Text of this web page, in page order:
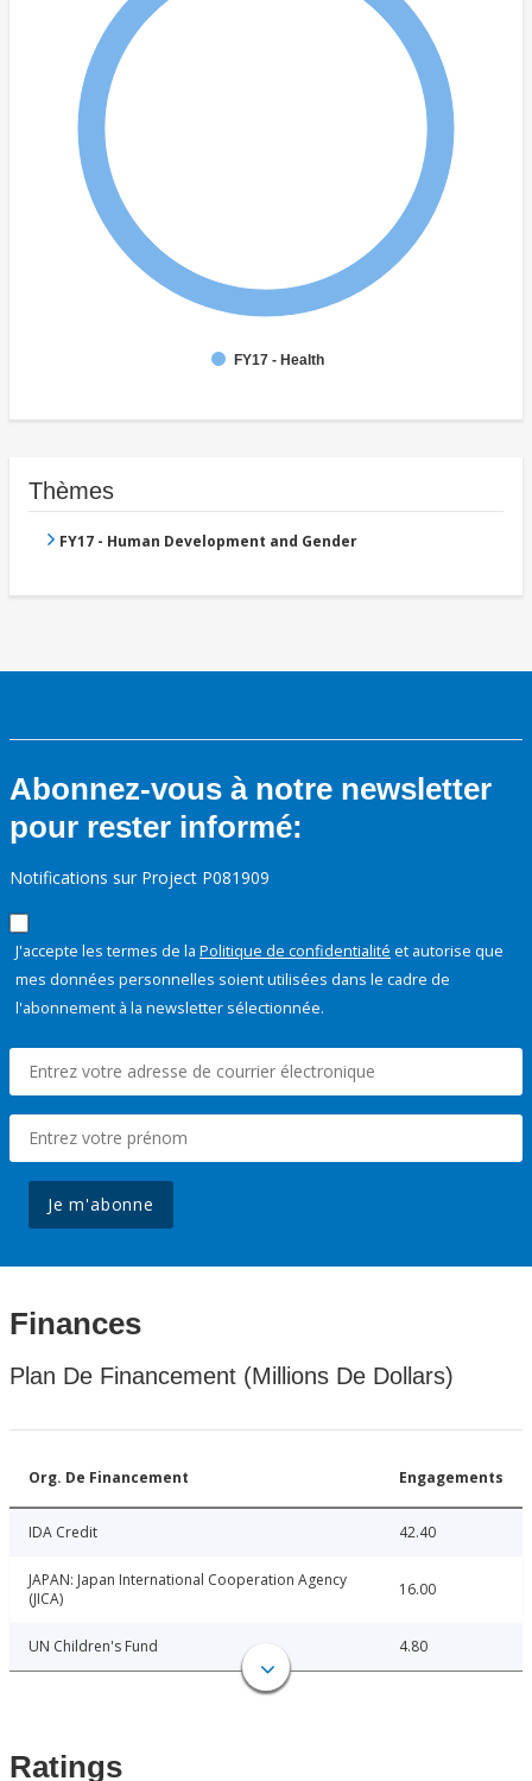
FY17 - Health
Thèmes
FY17 - Human Development and Gender
Abonnez-vous à notre newsletter
pour rester informé:
Notifications sur Project P081909
J'accepte les termes de la Politique de confidentialité et autorise que
mes données personnelles soient utilisées dans le cadre de
l'abonnement à la newsletter sélectionnée.
Je m'abonne
Finances
Plan De Financement (Millions De Dollars)
Org. De Financement Engagements
IDA Credit 42.40
JAPAN: Japan International Cooperation Agency
(JICA)
16.00
UN Children's Fund 4.80
Ratings